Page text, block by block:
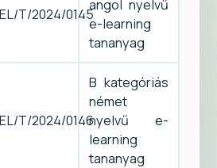
EL/T/2024/0145
angol nyelvű
e-learning
tananyag
EL/T/2024/0146
B kategóriás
német
nyelvű e-
learning
tananyag